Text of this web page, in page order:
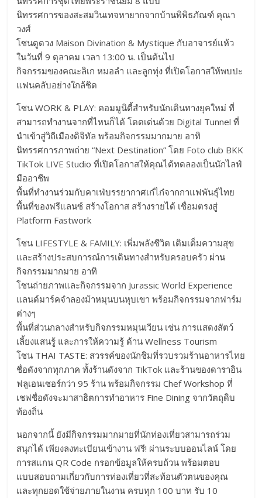
นิทรรศการของสะสมวินเทจหายากจากบ้านพิพิธภัณฑ์ คุณา
วงศ์
โซนดูดวง Maison Divination & Mystique กับอาจารย์แห้ว
ในวันที่ 9 ตุลาคม เวลา 13:00 น. เป็นต้นไป
กิจกรรมของคณะลิเก หมอลำ และลูกทุ่ง ที่เปิดโอกาสให้พบปะ
แฟนคลับอย่างใกล้ชิด
โซน WORK & PLAY: คอมมูนิตี้สำหรับนักเดินทางยุคใหม่ ที่
สามารถทำงานจากที่ไหนก็ได้ โดดเด่นด้วย Digital Tunnel ที่
นำเข้าสู่วิถีเมืองดิจิทัล พร้อมกิจกรรมมากมาย อาทิ
นิทรรศการภาพถ่าย “Next Destination” โดย Foto club BKK
TikTok LIVE Studio ที่เปิดโอกาสให้คุณได้ทดลองเป็นนักไลฟ์
มืออาชีพ
พื้นที่ทำงานร่วมกับคาเฟ่บรรยากาศเก๋ไก๋จากกาแฟพันธุ์ไทย
พื้นที่ของฟรีแลนซ์ สร้างโอกาส สร้างรายได้ เชื่อมตรงสู่
Platform Fastwork
โซน LIFESTYLE & FAMILY: เพิ่มพลังชีวิต เติมเต็มความสุข
และสร้างประสบการณ์การเดินทางสำหรับครอบครัว ผ่าน
กิจกรรมมากมาย อาทิ
โซนถ่ายภาพและกิจกรรมจาก Jurassic World Experience
แลนด์มาร์คจำลองม้าหมุนบนหุบเขา พร้อมกิจกรรมจากฟาร์ม
ต่างๆ
พื้นที่ส่วนกลางสำหรับกิจกรรมหมุนเวียน เช่น การแสดงสัตว์
เลี้ยงแสนรู้ และการให้ความรู้ ด้าน Wellness Tourism
โซน THAI TASTE: สวรรค์ของนักชิมที่รวบรวมร้านอาหารไทย
ชื่อดังจากทุกภาค ทั้งร้านดังจาก TikTok และร้านของดาราอิน
ฟลูเอนเซอร์กว่า 95 ร้าน พร้อมกิจกรรม Chef Workshop ที่
เชฟชื่อดังจะมาสาธิตการทำอาหาร Fine Dining จากวัตถุดิบ
ท้องถิ่น
นอกจากนี้ ยังมีกิจกรรมมากมายที่นักท่องเที่ยวสามารถร่วม
สนุกได้ เพียงลงทะเบียนเข้างาน ฟรี! ผ่านระบบออนไลน์ โดย
การสแกน QR Code กรอกข้อมูลให้ครบถ้วน พร้อมตอบ
แบบสอบถามเกี่ยวกับการท่องเที่ยวที่สะท้อนตัวตนของคุณ
และทุกยอดใช้จ่ายภายในงาน ครบทุก 100 บาท รับ 10